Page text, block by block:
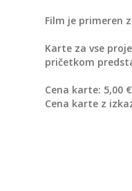
Film je primeren
Karte za vse
pričetkom
Cena karte: 5,00 €
Cena karte z